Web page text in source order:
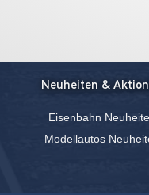
Neuheiten &
Eisenbahn
Modellautos